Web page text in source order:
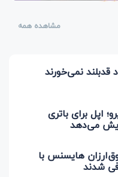
مشاهده همه
ابعاد آیفون ۱۸ پرو؛ اپل برای باتری
می‌دهد
هایسنس با